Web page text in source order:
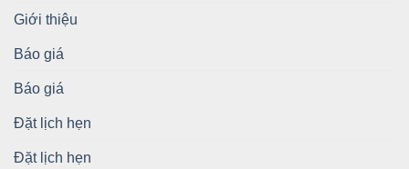
Giới thiệu
Báo giá
Báo giá
Đặt lịch hẹn
Đặt lịch hẹn